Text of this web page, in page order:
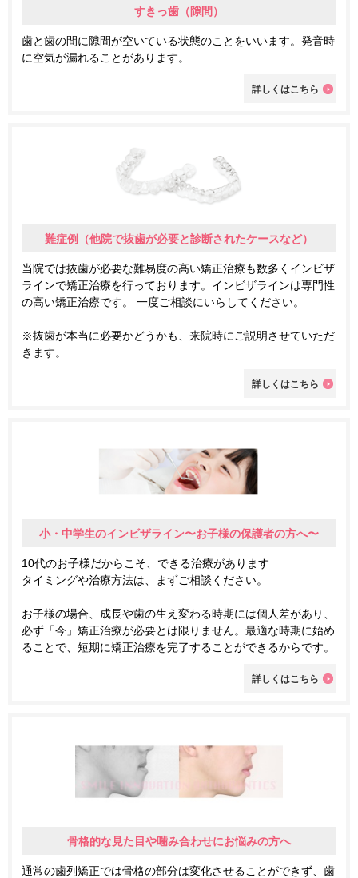
すきっ歯（隙間）
歯と歯の間に隙間が空いている状態のことをいいます。発音時
に空気が漏れることがあります。
詳しくはこちら
難症例（他院で抜歯が必要と診断されたケースなど）
当院では抜歯が必要な難易度の高い矯正治療も数多くインビザ
ラインで矯正治療を行っております。インビザラインは専門性
の高い矯正治療です。 一度ご相談にいらしてください。
※抜歯が本当に必要かどうかも、来院時にご説明させていただ
きます。
詳しくはこちら
小・中学生のインビザライン〜お子様の保護者の方へ〜
10代のお子様だからこそ、できる治療があります
タイミングや治療方法は、まずご相談ください。
お子様の場合、成長や歯の生え変わる時期には個人差があり、
必ず「今」矯正治療が必要とは限りません。最適な時期に始め
ることで、短期に矯正治療を完了することができるからです。
詳しくはこちら
骨格的な見た目や噛み合わせにお悩みの方へ
通常の歯列矯正では骨格の部分は変化させることができず、歯